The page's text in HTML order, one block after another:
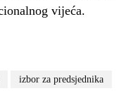
vijeća.
izbor za predsjednika